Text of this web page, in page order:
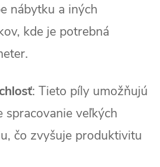
nábytku a iných
kde je potrebná
: Tieto píly umožňujú
spracovanie veľkých
čo zvyšuje produktivitu